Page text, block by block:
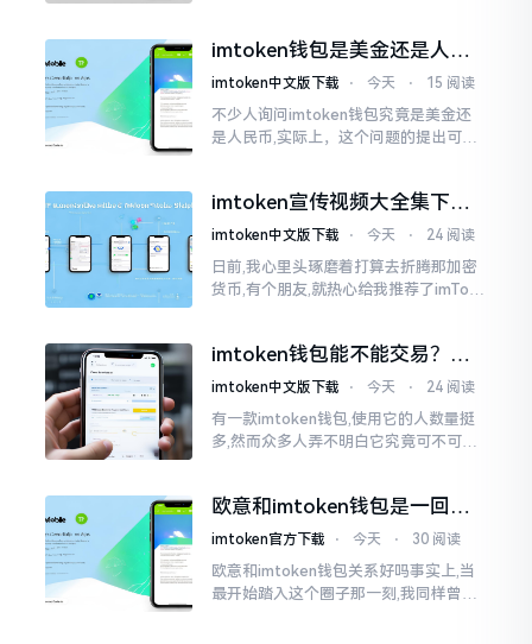
就迷糊了
imtoken钱包是美金还是人民
币？其实它是个“多面手”
imtoken中文版下载 ⋅ 今天 ⋅ 15 阅读
不少人询问imtoken钱包究竟是美金还
是人民币,实际上，这个问题的提出可谓
一个“钱包”而已
imtoken宣传视频大全集下
载，新手看完就懂怎么用
imtoken中文版下载 ⋅ 今天 ⋅ 24 阅读
日前,我心里头琢磨着打算去折腾那加密
货币,有个朋友,就热心给我推荐了imTok
imtoken钱包能不能交易？一
文说清楚
imtoken中文版下载 ⋅ 今天 ⋅ 24 阅读
有一款imtoken钱包,使用它的人数量挺
多,然而众多人弄不明白它究竟可不可以
存钱罐与菜市场那般
欧意和imtoken钱包是一回事
吗？搞清楚了再装钱包
imtoken官方下载 ⋅ 今天 ⋅ 30 阅读
欧意和imtoken钱包关系好吗事实上,当
最开始踏入这个圈子那一刻,我同样曾因